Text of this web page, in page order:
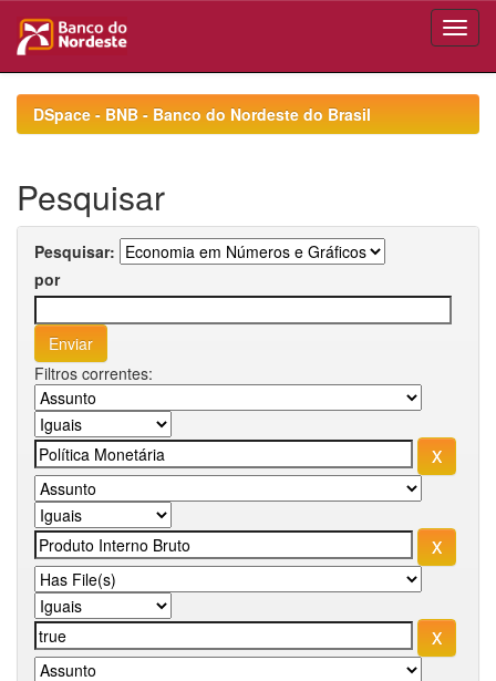
navigationDSpace - BNB - Banco do Nordeste do Brasil
Pesquisar
Pesquisar:
por
Filtros correntes: